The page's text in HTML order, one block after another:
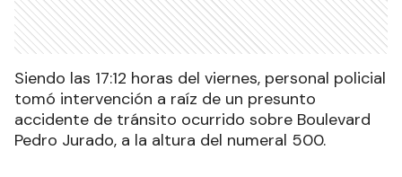
Siendo las 17:12 horas del viernes, personal policial
tomó intervención a raíz de un presunto
accidente de tránsito ocurrido sobre Boulevard
Pedro Jurado, a la altura del numeral 500.